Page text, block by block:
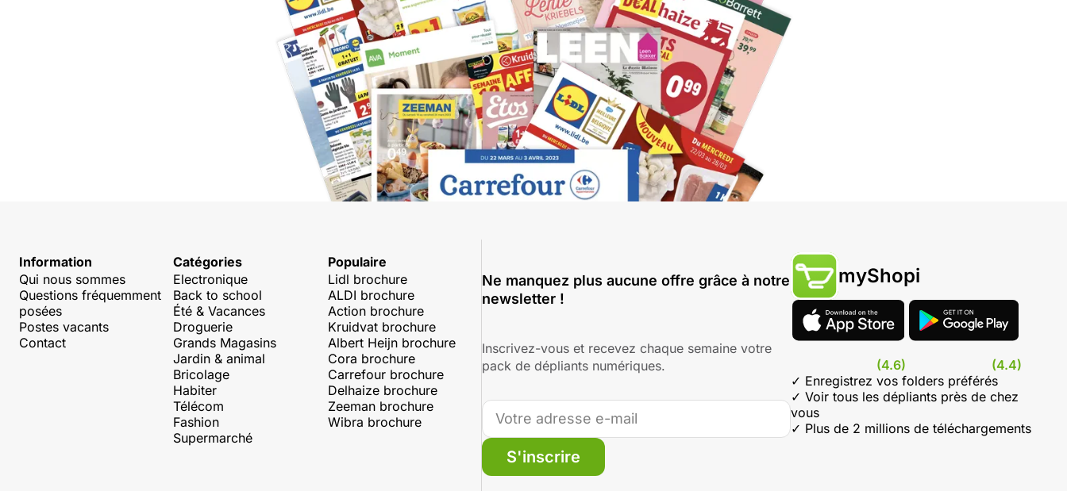
Information
Qui nous sommes
Questions fréquemment
posées
Postes vacants
Contact
Catégories
Electronique
Back to school
Été & Vacances
Droguerie
Grands Magasins
Jardin & animal
Bricolage
Habiter
Télécom
Fashion
Supermarché
Populaire
Lidl brochure
ALDI brochure
Action brochure
Kruidvat brochure
Albert Heijn brochure
Cora brochure
Carrefour brochure
Delhaize brochure
Zeeman brochure
Wibra brochure
Ne manquez plus aucune offre grâce à notre
newsletter !
Inscrivez-vous et recevez chaque semaine votre
pack de dépliants numériques.
S'inscrire
myShopi
(4.6)
(4.4)
✓ Enregistrez vos folders préférés
✓ Voir tous les dépliants près de chez
vous
✓ Plus de 2 millions de téléchargements